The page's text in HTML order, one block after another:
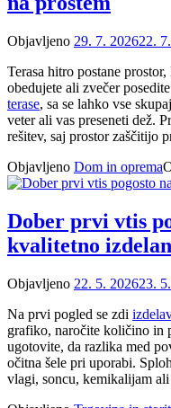
Objavljeno 29. 7. 202622.
Terasa hitro postane
obedujete ali zvečer
terase, sa se lahko vse
veter ali vas preseneti dež.
rešitev, saj prostor zaščitijo
Objavljeno Dom in oprema
Dober prvi vtis
kvalitetno
Objavljeno 22. 5. 202623.
Na prvi pogled se zdi
grafiko, naročite količino in
ugotovite, da razlika med
očitna šele pri uporabi.
vlagi, soncu, kemikalijam